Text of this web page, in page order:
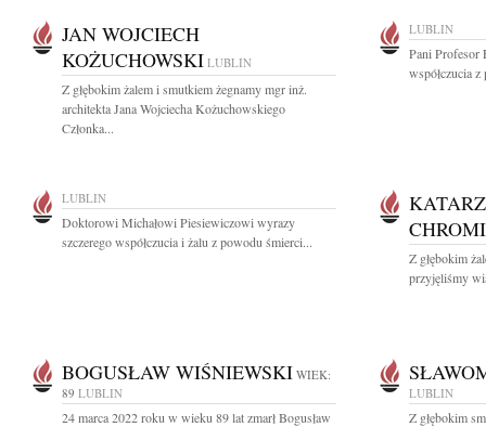
JAN WOJCIECH
KOŻUCHOWSKI LUBLIN
Z głębokim żalem i smutkiem żegnamy mgr inż.
architekta Jana Wojciecha Kożuchowskiego
Członka...
LUBLIN
Pani Profesor
współczucia
LUBLIN
Doktorowi Michałowi Piesiewiczowi wyrazy
szczerego współczucia i żalu z powodu śmierci...
Z głębokim
przyjęliśmy
BOGUSŁAW WIŚNIEWSKI WIEK:
89 LUBLIN
24 marca 2022 roku w wieku 89 lat zmarł Bogusław
LUBLIN
Z głębokim